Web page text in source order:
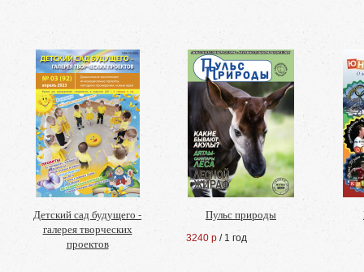
Детский сад будущего -
галерея творческих
проектов
Пульс природы
3240 р / 1 год